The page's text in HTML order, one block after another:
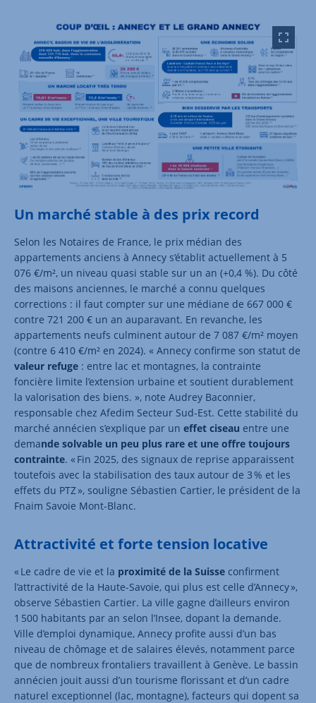
Un marché stable à des prix record
Selon les Notaires de France, le prix médian des
appartements anciens à Annecy s’établit actuellement à 5
076 €/m², un niveau quasi stable sur un an (+0,4 %). Du côté
des maisons anciennes, le marché a connu quelques
corrections : il faut compter sur une médiane de 667 000 €
contre 721 200 € un an auparavant. En revanche, les
appartements neufs culminent autour de 7 087 €/m² moyen
(contre 6 410 €/m² en 2024). « Annecy confirme son statut de
valeur refuge : entre lac et montagnes, la contrainte
foncière limite l’extension urbaine et soutient durablement
la valorisation des biens. », note Audrey Baconnier,
responsable chez Afedim Secteur Sud-Est. Cette stabilité du
marché annécien s’explique par un effet ciseau entre une
demande solvable un peu plus rare et une offre toujours
contrainte. « Fin 2025, des signaux de reprise apparaissent
toutefois avec la stabilisation des taux autour de 3 % et les
effets du PTZ », souligne Sébastien Cartier, le président de la
Fnaim Savoie Mont-Blanc.
Attractivité et forte tension locative
« Le cadre de vie et la proximité de la Suisse confirment
l’attractivité de la Haute-Savoie, qui plus est celle d’Annecy »,
observe Sébastien Cartier. La ville gagne d’ailleurs environ
1 500 habitants par an selon l’Insee, dopant la demande.
Ville d’emploi dynamique, Annecy profite aussi d’un bas
niveau de chômage et de salaires élevés, notamment parce
que de nombreux frontaliers travaillent à Genève. Le bassin
annécien jouit aussi d’un tourisme florissant et d’un cadre
naturel exceptionnel (lac, montagne), facteurs qui dopent sa